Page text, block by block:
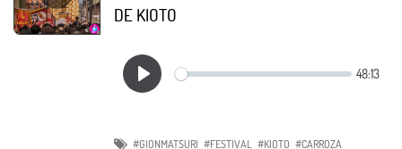
DE KIOTO
#GIONMATSURI #FESTIVAL #KIOTO #CARROZA